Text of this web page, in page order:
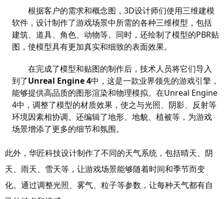
根据客户的需求和概念图， 3D设计师们使用三维建模
软件，设计制作了游戏场景中所需的各种三维模型，包括
建筑、道具、角色、动物等。同时，还绘制了模型的PBR贴
图，使模型具有更加真实和细致的表面效果。
在完成了模型和贴图的制作后，技术人员将它们导入
到了Unreal Engine 4中，这是一款业界领先的游戏引擎，
能够提供高品质的图形渲染和物理模拟。在Unreal Engine
4中，调整了模型的材质效果，使之与光照、阴影、反射等
环境因素相协调。还编辑了地形、地貌、植被等，为游戏
场景增添了更多的细节和氛围。
此外， 华匠科技设计制作了不同的天气系统，包括晴天、阴
天、雨天、雪天等，让游戏场景能够随着时间和季节而变
化。通过调整光照、雾气、粒子等参数，让每种天气都有自